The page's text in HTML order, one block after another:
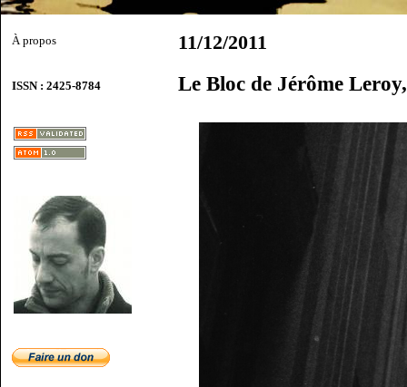
À propos
ISSN : 2425-8784
11/12/2011
Le Bloc de Jérôme